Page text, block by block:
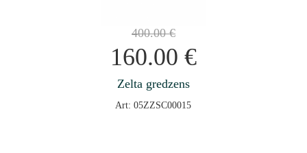
400.00€
160.00 €
Zelta gredzens
Art: 05ZZSC00015